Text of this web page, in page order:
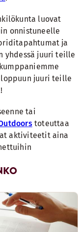
luovat
onnistuneelle
ja
yhdessä juuri teille
juuri teille
tai
toteuttaa
aktiviteetit aina